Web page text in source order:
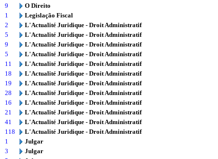
9
O Direito
1
Legislação Fiscal
2
L'Actualité Juridique - Droit Administratif
5
L'Actualité Juridique - Droit Administratif
9
L'Actualité Juridique - Droit Administratif
5
L'Actualité Juridique - Droit Administratif
11
L'Actualité Juridique - Droit Administratif
18
L'Actualité Juridique - Droit Administratif
19
L'Actualité Juridique - Droit Administratif
28
L'Actualité Juridique - Droit Administratif
16
L'Actualité Juridique - Droit Administratif
21
L'Actualité Juridique - Droit Administratif
41
L'Actualité Juridique - Droit Administratif
118
L'Actualité Juridique - Droit Administratif
1
Julgar
3
Julgar